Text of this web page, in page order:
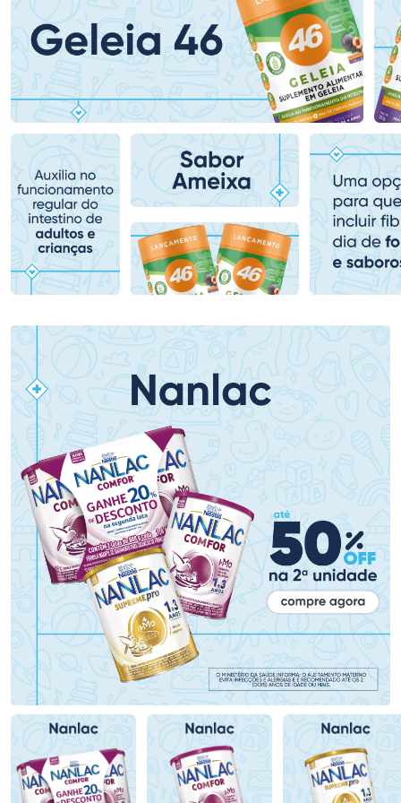
Ativar Desconto
Comprar sem Desconto
Por R$ 159,59/cada
Comprar sem Desconto
Por R$ 159,59/cada
Ativar Desconto
Comprar sem Desconto
Por R$ 78,99/cada
Comprar sem Desconto
Por R$ 78,99/cada